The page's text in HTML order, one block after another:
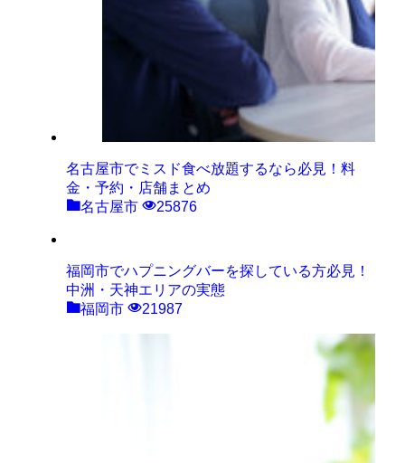
名古屋市でミスド食べ放題するなら必見！料
金・予約・店舗まとめ
名古屋市
25876
福岡市でハプニングバーを探している方必見！
中洲・天神エリアの実態
福岡市
21987